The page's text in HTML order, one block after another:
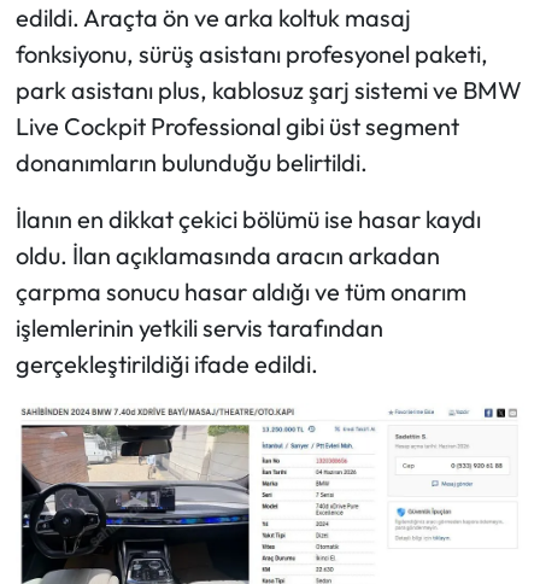
edildi. Araçta ön ve arka koltuk masaj
fonksiyonu, sürüş asistanı profesyonel paketi,
park asistanı plus, kablosuz şarj sistemi ve BMW
Live Cockpit Professional gibi üst segment
donanımların bulunduğu belirtildi.
İlanın en dikkat çekici bölümü ise hasar kaydı
oldu. İlan açıklamasında aracın arkadan
çarpma sonucu hasar aldığı ve tüm onarım
işlemlerinin yetkili servis tarafından
gerçekleştirildiği ifade edildi.